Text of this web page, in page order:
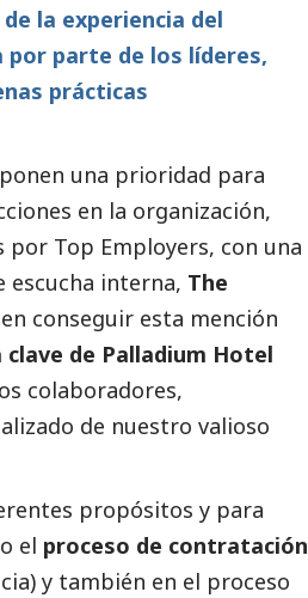
la experiencia del
por parte de los líderes,
prácticas
una prioridad para
en la organización,
por Top Employers, con una
escucha interna, The
conseguir esta mención
de Palladium Hotel
colaboradores,
de nuestro valioso
propósitos y para
el proceso de contratación
y también en el proceso